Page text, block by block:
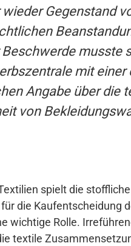
Gegenstand
musste
mit einer
Angabe über die
von
spielt die stoffliche
die Kaufentscheidung
wichtige Rolle.
textile